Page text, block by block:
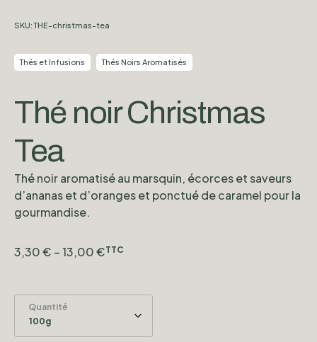
SKU:THE-christmas-tea
Thés et Infusions Thés Noirs Aromatisés
Thé noir Christmas
Tea
Thé noir aromatisé au marsquin, écorces et saveurs
d’ananas et d’oranges et ponctué de caramel pour la
gourmandise.
3,30€ –13,00€TTC
Quantité